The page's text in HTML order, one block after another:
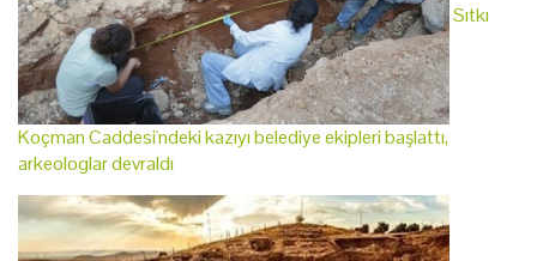
Sıtkı
Koçman Caddesi'ndeki kazıyı belediye ekipleri başlattı,
arkeologlar devraldı